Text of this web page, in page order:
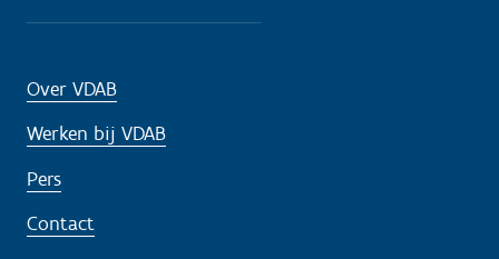
Over VDAB
Werken bij VDAB
Pers
Contact